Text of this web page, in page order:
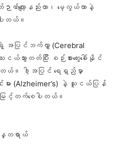
ာဏ်လျော့နည်းတာ၊ မေ့လွယ်တာနဲ့
ါတယ်။
က်ရဲ့ အပြင်ဘက်လွှာ (Cerebral
ားတတ်ပြီး စဉ်းစားတွေးခေါ်နိုင်
တယ်။ ဒါ့အပြင် ရေရှည်မှာ
း (Alzheimer’s) နဲ့ သူငယ်ပြန်
မြင့်တက်စေပါတယ်။
တရာယ်